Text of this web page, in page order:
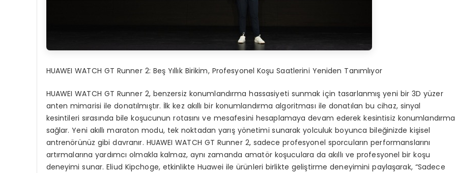
HUAWEI WATCH GT Runner2: Beş Yıllık Birikim, Profesyonel Koşu Saatlerini Yeniden Tanımlıyor
HUAWEI WATCH GT Runner 2, benzersiz konumlandırma hassasiyeti sunmak için tasarlanmış yeni bir 3D yüzer
anten mimarisi ile donatılmıştır. İlk kez akıllı bir konumlandırma algoritması ile donatılan bu cihaz, sinyal
kesintileri sırasında bile koşucunun rotasını ve mesafesini hesaplamaya devam ederek kesintisiz konumlandırma
sağlar. Yeni akıllı maraton modu, tek noktadan yarış yönetimi sunarak yolculuk boyunca bileğinizde kişisel
antrenörünüz gibi davranır. HUAWEI WATCH GT Runner 2, sadece profesyonel sporcuların performanslarını
artırmalarına yardımcı olmakla kalmaz, aynı zamanda amatör koşuculara da akıllı ve profesyonel bir koşu
deneyimi sunar. Eliud Kipchoge, etkinlikte Huawei ile ürünleri birlikte geliştirme deneyimini paylaşarak, “Sadece